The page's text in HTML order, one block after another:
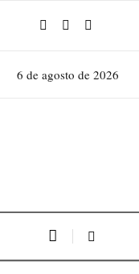
6 de agosto de 2026